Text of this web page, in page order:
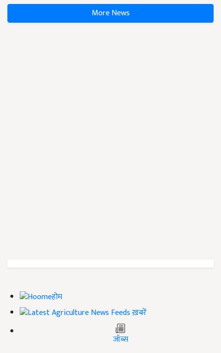
More News
होम
ख़बरें
जॉब्स